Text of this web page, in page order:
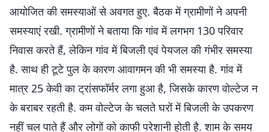
आयोजित की समस्याओं से अवगत हुए. बैठक में ग्रामीणों ने अपनी
समस्याएं रखी. ग्रामीणों ने बताया कि गांव में लगभग 130 परिवार
निवास करते हैं, लेकिन गांव में बिजली एवं पेयजल की गंभीर समस्या
है. साथ ही टूटे पुल के कारण आवागमन की भी समस्या है. गांव में
मात्र 25 केवी का ट्रांसफॉर्मर लगा हुआ है, जिसके कारण वोल्टेज न
के बराबर रहती है. कम वोल्टेज के चलते घरों में बिजली के उपकरण
नहीं चल पाते हैं और लोगों को काफी परेशानी होती है. शाम के समय